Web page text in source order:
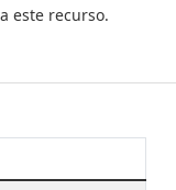
este recurso.